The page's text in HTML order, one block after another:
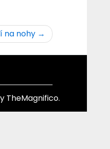
na nohy
TheMagnifico.